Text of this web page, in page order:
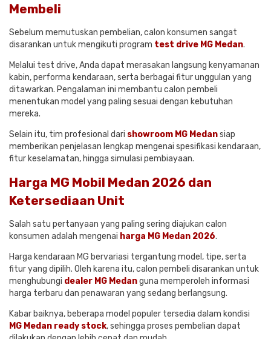
Membeli
Sebelum memutuskan pembelian, calon konsumen sangat
disarankan untuk mengikuti program test drive MG Medan.
Melalui test drive, Anda dapat merasakan langsung kenyamanan
kabin, performa kendaraan, serta berbagai fitur unggulan yang
ditawarkan. Pengalaman ini membantu calon pembeli
menentukan model yang paling sesuai dengan kebutuhan
mereka.
Selain itu, tim profesional dari showroom MG Medansiap
memberikan penjelasan lengkap mengenai spesifikasi kendaraan,
fitur keselamatan, hingga simulasi pembiayaan.
Harga MG Mobil Medan 2026 dan
Ketersediaan Unit
Salah satu pertanyaan yang paling sering diajukan calon
konsumen adalah mengenai harga MG Medan 2026.
Harga kendaraan MG bervariasi tergantung model, tipe, serta
fitur yang dipilih. Oleh karena itu, calon pembeli disarankan untuk
menghubungi dealer MG Medanguna memperoleh informasi
harga terbaru dan penawaran yang sedang berlangsung.
Kabar baiknya, beberapa model populer tersedia dalam kondisi
MG Medan ready stock, sehingga proses pembelian dapat